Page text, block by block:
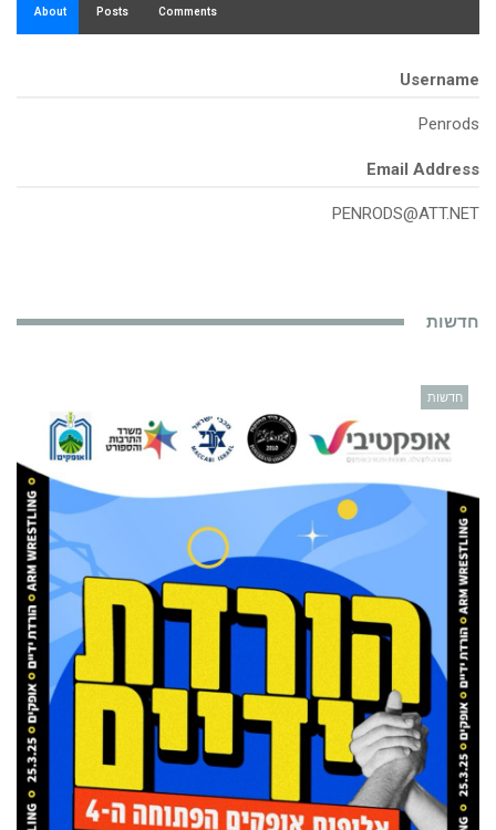
About Posts Comments
Username
Penrods
Email Address
PENRODS@ATT.NET
חדשות
חדשות